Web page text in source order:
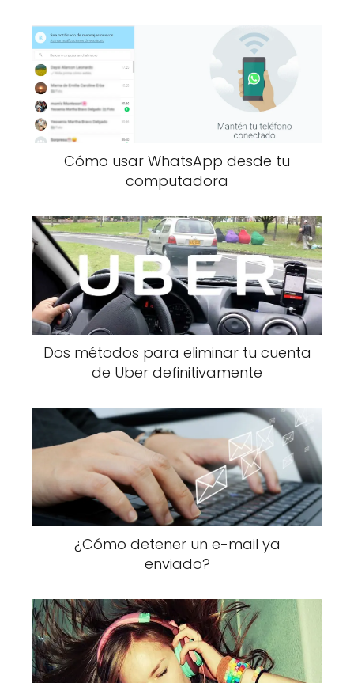
Cómo usar WhatsApp desde tu
computadora
Dos métodos para eliminar tu cuenta
de Uber definitivamente
¿Cómo detener un e-mail ya
enviado?